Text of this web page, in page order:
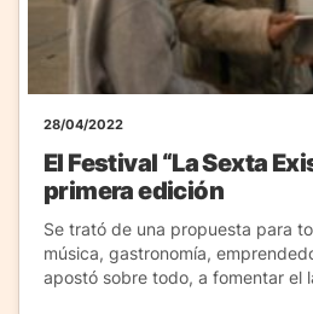
28/04/2022
El Festival “La Sexta
primera edición
Se trató de una propuesta para
música, gastronomía,
apostó sobre todo, a fomentar el